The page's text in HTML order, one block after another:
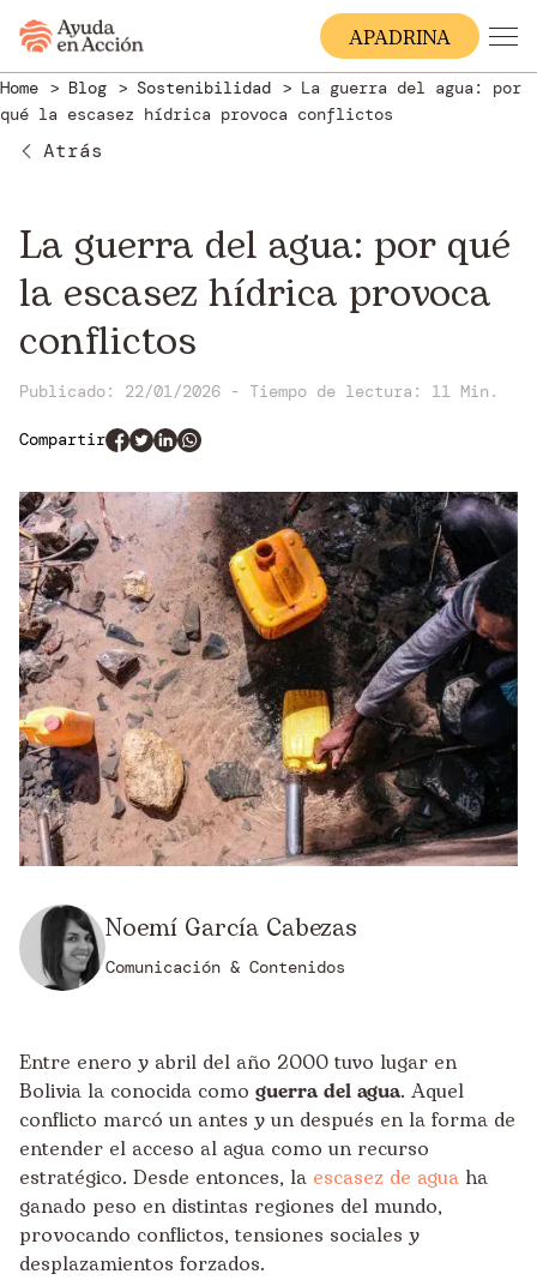
APADRINA
Home Blog Sostenibilidad
La guerra del agua: por
qué la escasez hídrica provoca conflictos
Atrás
La guerra del agua: por qué
la escasez hídrica provoca
conflictos
Publicado: 22/01/2026 - Tiempo de lectura: 11 Min.
Compartir
Noemí García Cabezas
Comunicación & Contenidos
Entre enero y abril del año 2000 tuvo lugar en
Bolivia la conocida como guerra del agua. Aquel
conflicto marcó un antes y un después en la forma de
entender el acceso al agua como un recurso
estratégico. Desde entonces, la escasez de agua ha
ganado peso en distintas regiones del mundo,
provocando conflictos, tensiones sociales y
desplazamientos forzados.